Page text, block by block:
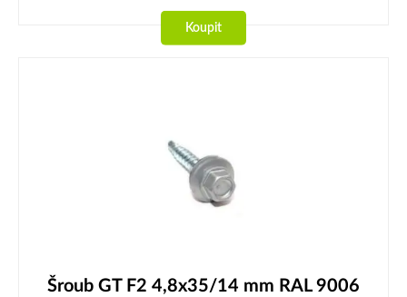
Koupit
Šroub GT F2 4,8x35/14 mm RAL 9006